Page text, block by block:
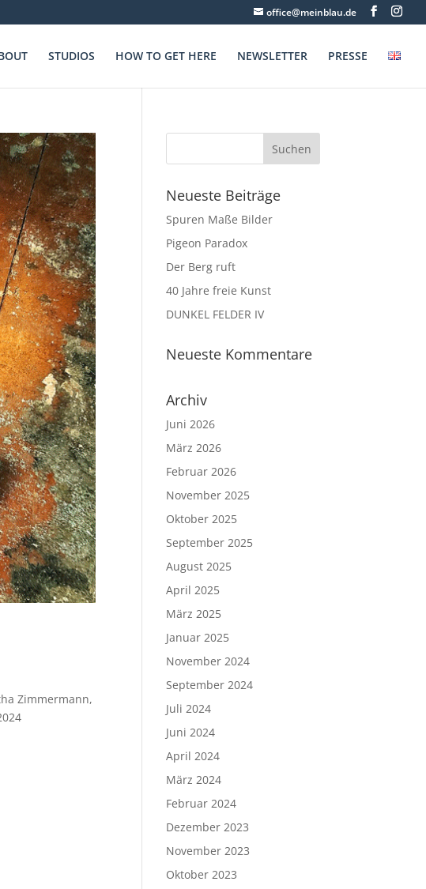
office@meinblau.de
STUDIOS HOW TO GET HERE NEWSLETTER PRESSE
Zimmermann,
Neueste Beiträge
Spuren Maße Bilder
Pigeon Paradox
Der Berg ruft
40 Jahre freie Kunst
DUNKEL FELDER IV
Neueste Kommentare
Archiv
Juni 2026
März 2026
Februar 2026
November 2025
Oktober 2025
September 2025
August 2025
April 2025
März 2025
Januar 2025
November 2024
September 2024
Juli 2024
Juni 2024
April 2024
März 2024
Februar 2024
Dezember 2023
November 2023
Oktober 2023